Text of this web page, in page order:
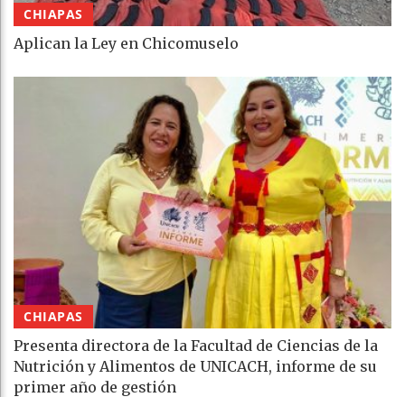
CHIAPAS
Aplican la Ley en Chicomuselo
CHIAPAS
Presenta directora de la Facultad de Ciencias de la
Nutrición y Alimentos de UNICACH, informe de su
primer año de gestión